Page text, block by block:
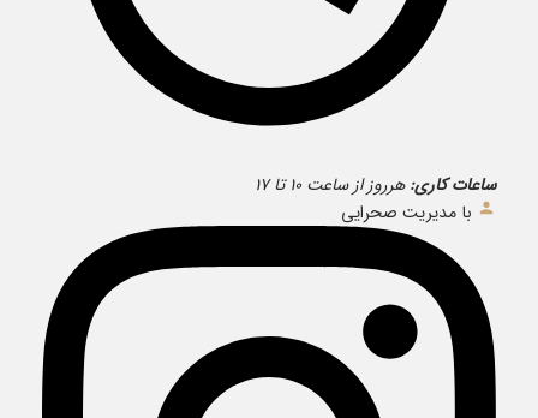
ساعات کاری: هرروز از ساعت ۱۰ تا ۱۷
با مدیریت صحرایی